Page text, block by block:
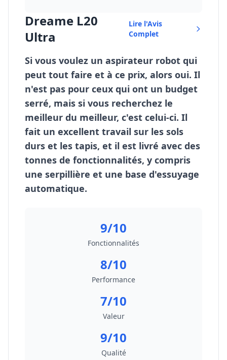
Dreame L20
Ultra
Lire l'Avis
Complet
Si vous voulez un aspirateur robot qui
peut tout faire et à ce prix, alors oui. Il
n'est pas pour ceux qui ont un budget
serré, mais si vous recherchez le
meilleur du meilleur, c'est celui-ci. Il
fait un excellent travail sur les sols
durs et les tapis, et il est livré avec des
tonnes de fonctionnalités, y compris
une serpillière et une base d'essuyage
automatique.
9/10
Fonctionnalités
8/10
Performance
7/10
Valeur
9/10
Qualité